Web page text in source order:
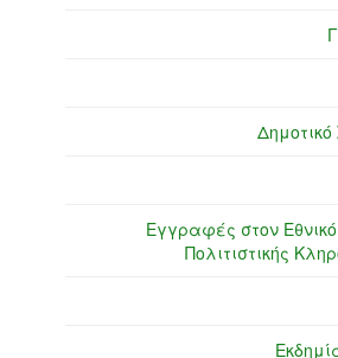
Εγγραφές στον
Πολιτιστικής